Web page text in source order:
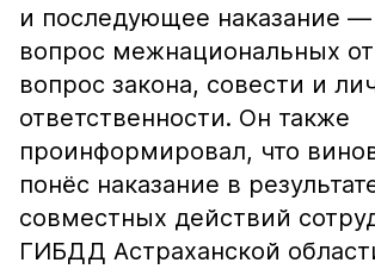
и последующее наказание —
вопрос межнациональных
вопрос закона, совести и
ответственности. Он также
проинформировал, что
понёс наказание в
совместных действий
ГИБДД Астраханской